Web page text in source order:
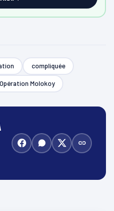
compliquée
Opération Molokoy